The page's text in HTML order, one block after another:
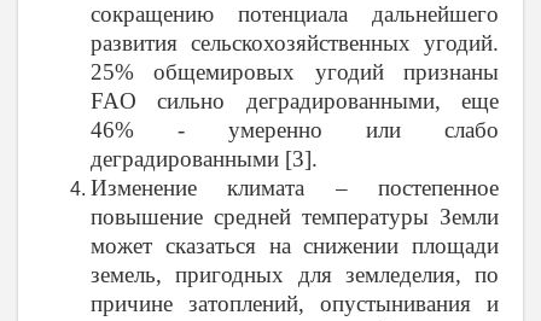
сокращению потенциала дальнейшего
развития сельскохозяйственных угодий.
25% общемировых угодий признаны
FAO сильно деградированными, еще
46% - умеренно или слабо
деградированными [3].
Изменение климата – постепенное
повышение средней температуры Земли
может сказаться на снижении площади
земель, пригодных для земледелия, по
причине затоплений, опустынивания и